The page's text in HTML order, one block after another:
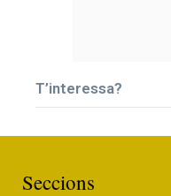
T’interessa?
Seccions